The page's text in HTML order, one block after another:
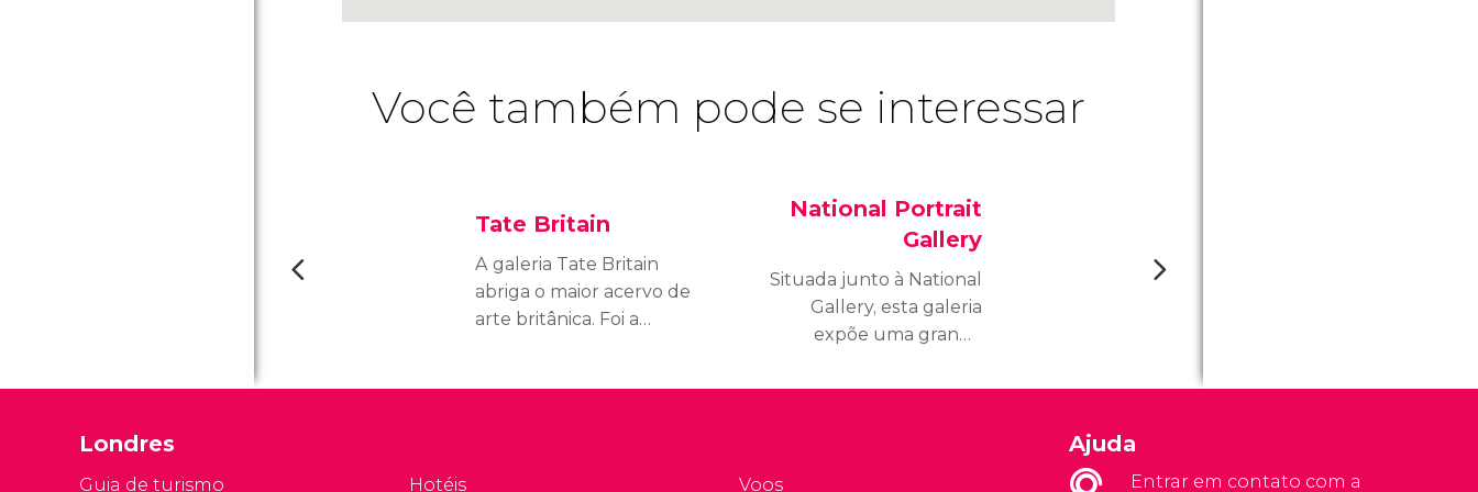
Você também pode se interessar
Tate Britain
A galeria Tate Britain
abriga o maior acervo de
arte britânica. Foi a
National Portrait
Gallery
Situada junto à National
Gallery, esta galeria
expõe uma grande
pelos retratos dos
Londres
Guia de turismo Hotéis Voos
Ajuda
Entrar em contato com a